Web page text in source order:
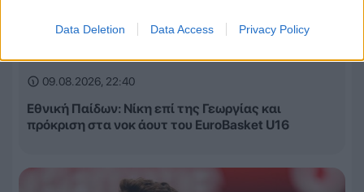
Data Deletion Data Access Privacy Policy
09.08.2026, 22:40
Εθνική Παίδων: Νίκη επί της Γεωργίας και
πρόκριση στα νοκ άουτ του EuroBasket U16